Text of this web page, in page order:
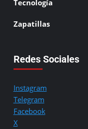
Tecnología
Zapatillas
Redes Sociales
Instagram
Telegram
Facebook
X